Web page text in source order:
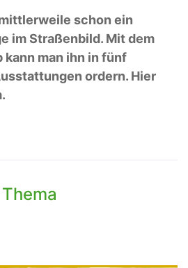
schon ein
im Straßenbild. Mit dem
man ihn in fünf
ordern. Hier